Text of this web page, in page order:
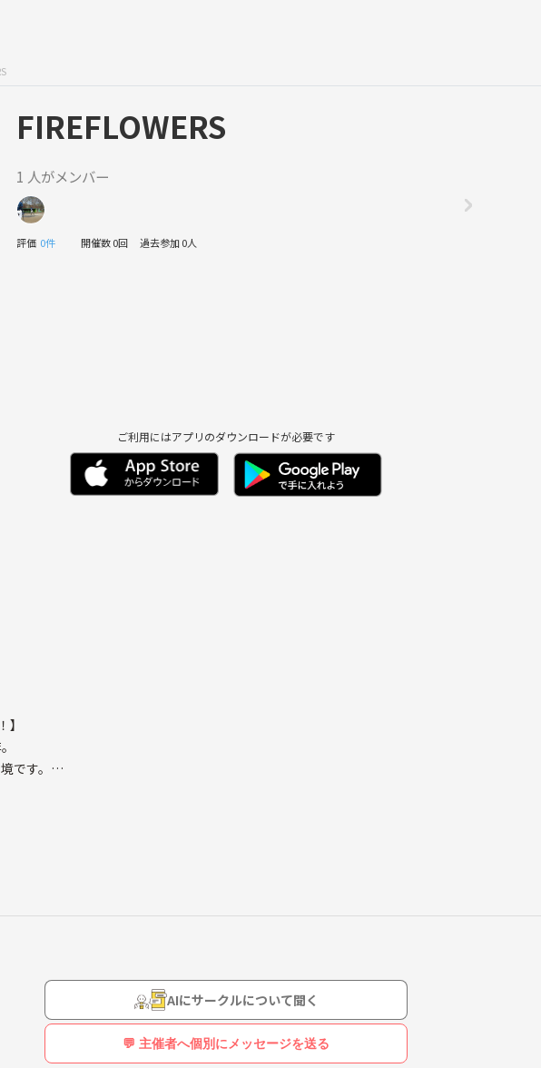
FIREFLOWERS
1 人がメンバー
評価 0件 開催数 0回 過去参加 0人
ご利用にはアプリのダウンロードが必要です
です。
詳しくなくても全く構いません！！気軽にやってみたい・興味があるといった程度の方
内各地から集まっているため、２３区内でしたら取れたグランドどこでもやるという感じ
て自由に来て頂いて構いません。日曜日中心に活動します。
上の方であれば年齢問いません。
どお手伝いしていただく予定です。 スコアは、わからなくても少しづつ丁寧に教えていき
AIにサークルについて聞く
💬 主催者へ個別にメッセージを送る